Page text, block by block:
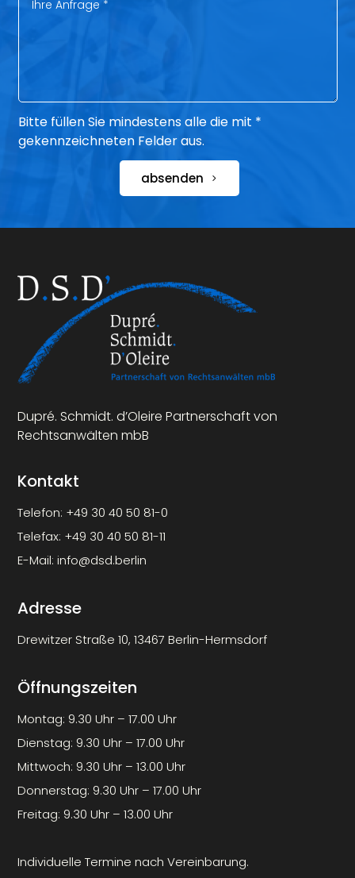
Bitte füllen Sie mindestens alle die mit *
gekennzeichneten Felder aus.
absenden
Dupré. Schmidt. d’Oleire Partnerschaft von
Rechtsanwälten mbB
Kontakt
Telefon: +49 30 40 50 81-0
Telefax: +49 30 40 50 81-11
E-Mail:info@dsd.berlin
Adresse
Drewitzer Straße 10, 13467 Berlin-Hermsdorf
Öffnungszeiten
Montag: 9.30 Uhr – 17.00 Uhr
Dienstag: 9.30 Uhr – 17.00 Uhr
Mittwoch: 9.30 Uhr – 13.00 Uhr
Donnerstag: 9.30 Uhr – 17.00 Uhr
Freitag: 9.30 Uhr – 13.00 Uhr
Individuelle Termine nach Vereinbarung.